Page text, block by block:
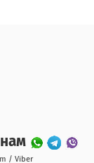
/ Viber